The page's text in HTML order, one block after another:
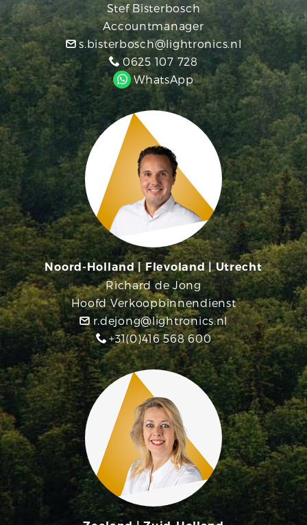
Stef Bisterbosch
Accountmanager
s.bisterbosch@lightronics.nl
0625 107 728
WhatsApp
Noord-Holland | Flevoland | Utrecht
Richard de Jong
Hoofd Verkoopbinnendienst
r.dejong@lightronics.nl
+31(0)416 568 600